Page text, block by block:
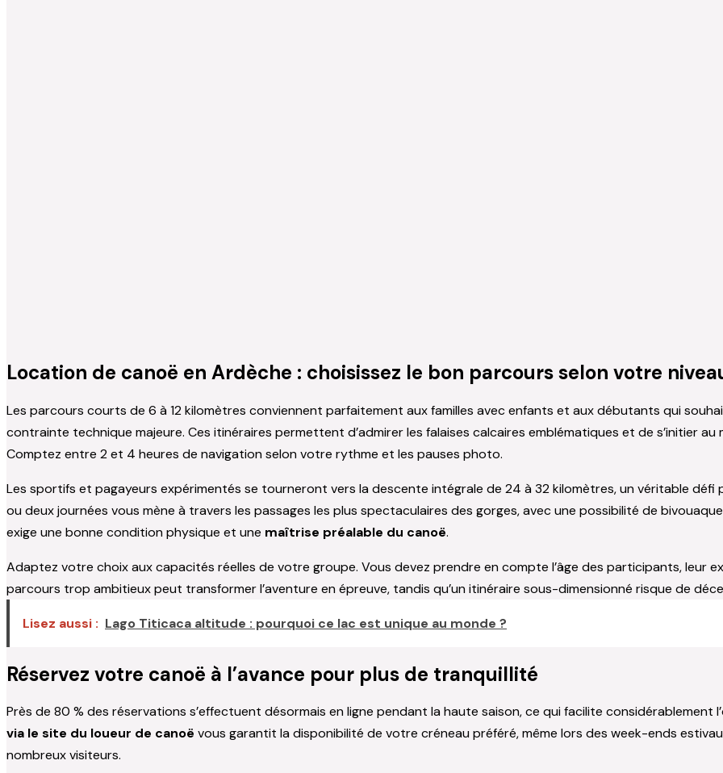
Location de canoë en Ardèche : choisissez le bon parcours selon votre
Les parcours courts de 6 à 12 kilomètres conviennent parfaitement aux familles avec enfants et aux débutants qui
contrainte technique majeure. Ces itinéraires permettent d’admirer les falaises calcaires emblématiques et de s’initier
Comptez entre 2 et 4 heures de navigation selon votre rythme et les pauses photo.
Les sportifs et pagayeurs expérimentés se tourneront vers la descente intégrale de 24 à 32 kilomètres, un véritable
ou deux journées vous mène à travers les passages les plus spectaculaires des gorges, avec une possibilité de
exige une bonne condition physique et une maîtrise préalable du canoë.
Adaptez votre choix aux capacités réelles de votre groupe. Vous devez prendre en compte l’âge des participants, leur
parcours trop ambitieux peut transformer l’aventure en épreuve, tandis qu’un itinéraire sous-dimensionné risque de
Lisez aussi : Lago Titicaca altitude : pourquoi ce lac est unique au monde ?
Réservez votre canoë à l’avance pour plus de tranquillité
Près de 80 % des réservations s’effectuent désormais en ligne pendant la haute saison, ce qui facilite considérablement
via le site du loueur de canoë vous garantit la disponibilité de votre créneau préféré, même lors des week-ends
nombreux visiteurs.